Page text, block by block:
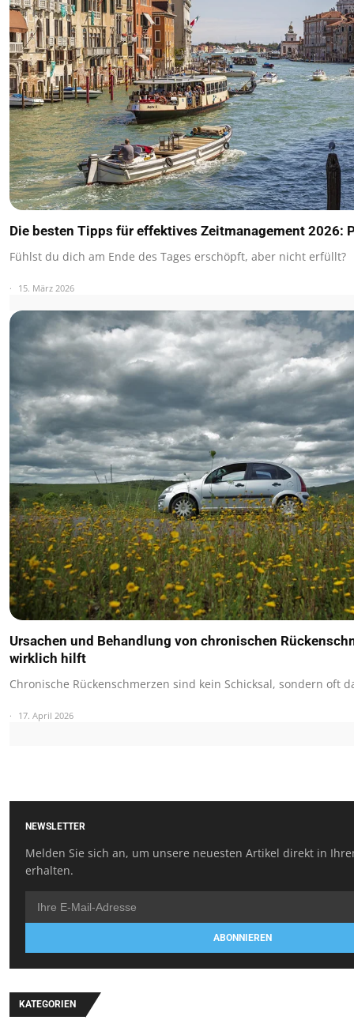
Die besten Tipps für effektives Zeitmanagement 2026:
Fühlst du dich am Ende des Tages erschöpft, aber nicht erfüllt?
15. März 2026
Ursachen und Behandlung von chronischen
wirklich hilft
Chronische Rückenschmerzen sind kein Schicksal, sondern oft
17. April 2026
NEWSLETTER
Melden Sie sich an, um unsere neuesten Artikel direkt in
erhalten.
ABONNIEREN
KATEGORIEN